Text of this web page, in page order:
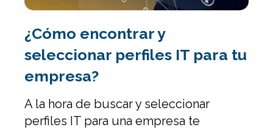
¿Cómo encontrar y
seleccionar perfiles IT para tu
empresa?
A la hora de buscar y seleccionar
perfiles IT para una empresa te